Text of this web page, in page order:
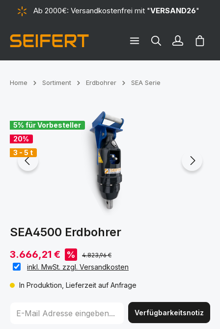
springenAb 2000€: Versandkostenfrei mit "VERSAND26"
Home Sortiment Erdbohrer SEA Serie
5% für Vorbesteller
20%
3 - 5 t
SEA4500 Erdbohrer
3.666,21 € % 4.823,96 €
inkl. MwSt. zzgl. Versandkosten
In Produktion, Lieferzeit auf Anfrage
Verfügbarkeitsnotiz